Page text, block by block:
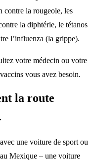
contre la rougeole, les
la diphtérie, le tétanos
l’influenza (la grippe).
votre médecin ou votre
vous avez besoin.
la route
une voiture de sport ou
Mexique – une voiture